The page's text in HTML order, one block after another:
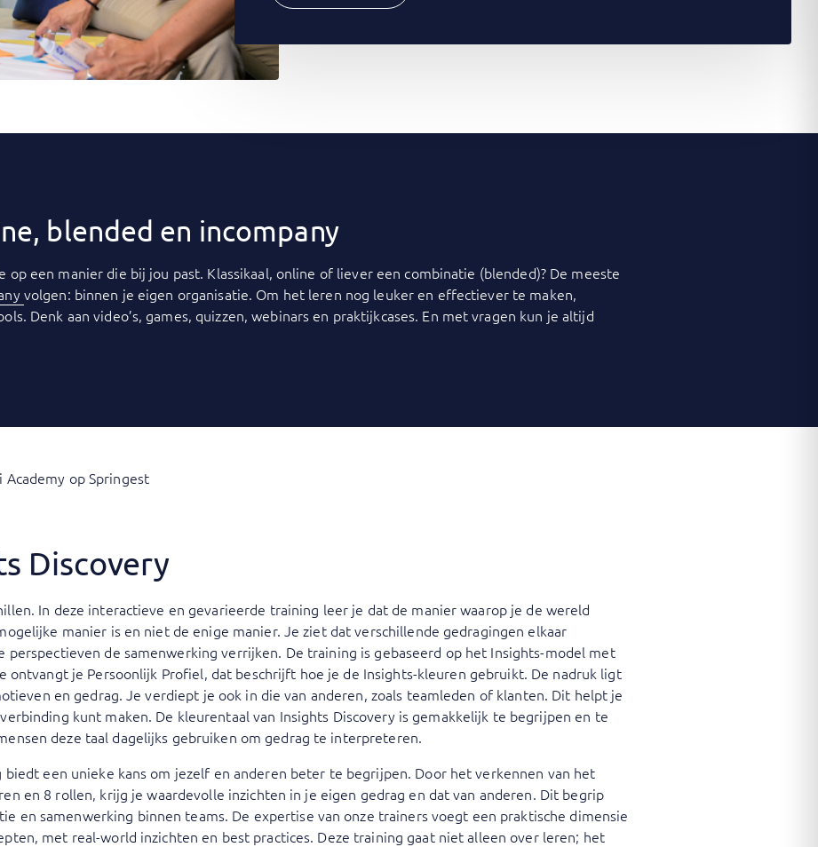
blended en incompany
op een manier die bij jou past. Klassikaal, online of liever een combinatie (blended)? De meeste
volgen: binnen je eigen organisatie. Om het leren nog leuker en effectiever te maken,
Denk aan video’s, games, quizzen, webinars en praktijkcases. En met vragen kun je altijd
op Springest
Discovery
In deze interactieve en gevarieerde training leer je dat de manier waarop je de wereld
manier is en niet de enige manier. Je ziet dat verschillende gedragingen elkaar
perspectieven de samenwerking verrijken. De training is gebaseerd op het Insights-model met
ontvangt je Persoonlijk Profiel, dat beschrijft hoe je de Insights-kleuren gebruikt. De nadruk ligt
en gedrag. Je verdiept je ook in die van anderen, zoals teamleden of klanten. Dit helpt je
kunt maken. De kleurentaal van Insights Discovery is gemakkelijk te begrijpen en te
deze taal dagelijks gebruiken om gedrag te interpreteren.
biedt een unieke kans om jezelf en anderen beter te begrijpen. Door het verkennen van het
en 8 rollen, krijg je waardevolle inzichten in je eigen gedrag en dat van anderen. Dit begrip
en samenwerking binnen teams. De expertise van onze trainers voegt een praktische dimensie
met real-world inzichten en best practices. Deze training gaat niet alleen over leren; het